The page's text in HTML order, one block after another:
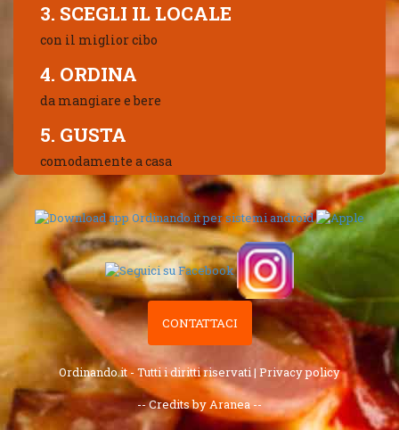
3. SCEGLI IL LOCALE
con il miglior cibo
4. ORDINA
da mangiare e bere
5. GUSTA
comodamente a casa
CONTATTACI
Ordinando.it - Tutti i diritti riservati | Privacy policy
-- Credits by Aranea --